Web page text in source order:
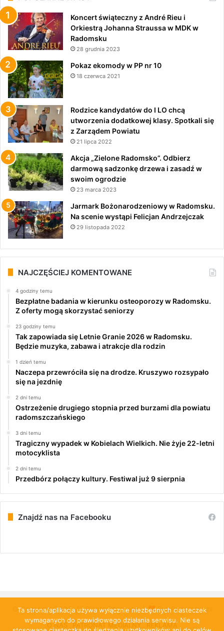
Koncert świąteczny z André Rieu i
Orkiestrą Johanna Straussa w MDK w
Radomsku
28 grudnia 2023
Pokaz ekomody w PP nr 10
18 czerwca 2021
Rodzice kandydatów do I LO chcą
utworzenia dodatkowej klasy. Spotkali się
z Zarządem Powiatu
21 lipca 2022
Akcja „Zielone Radomsko”. Odbierz
darmową sadzonkę drzewa i zasadź w
swoim ogrodzie
23 marca 2023
Jarmark Bożonarodzeniowy w Radomsku.
Na scenie wystąpi Felicjan Andrzejczak
29 listopada 2022
NAJCZĘŚCIEJ KOMENTOWANE
4 godziny temu
Bezpłatne badania w kierunku osteoporozy w Radomsku.
Z oferty mogą skorzystać seniorzy
23 godziny temu
Tak zapowiada się Letnie Granie 2026 w Radomsku.
Będzie muzyka, zabawa i atrakcje dla rodzin
1 dzień temu
Naczepa przewróciła się na drodze. Kruszywo rozsypało
się na jezdnię
2 dni temu
Ostrzeżenie drugiego stopnia przed burzami dla powiatu
radomszczańskiego
3 dni temu
Tragiczny wypadek w Kobielach Wielkich. Nie żyje 22-letni
motocyklista
2 dni temu
Przedbórz połączy kultury. Festiwal już 9 sierpnia
Znajdź nas na Facebooku
© Copyright 2026, All Rights Reserved | PulsRadomska.pl
O NAS PATRONAT MEDIALNY REKLAMA
Ta strona/aplikacja używa wyłącznie niezbędnych ciasteczek
wymaganych do prawidłowego działania serwisu. Nie są